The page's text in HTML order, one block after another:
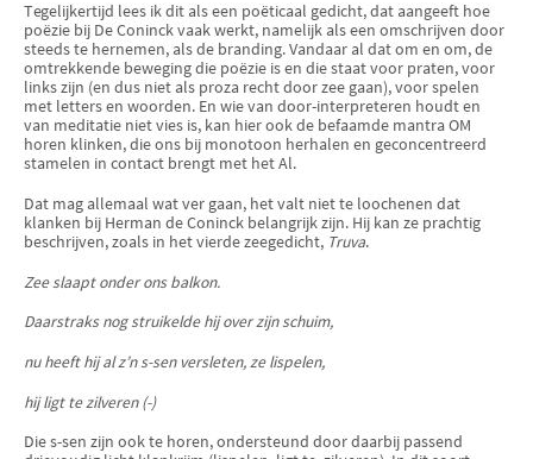
Tegelijkertijd lees ik dit als een poëticaal gedicht, dat aangeeft hoe
poëzie bij De Coninck vaak werkt, namelijk als een omschrijven door
steeds te hernemen, als de branding. Vandaar al dat om en om, de
omtrek­kende beweging die poëzie is en die staat voor praten, voor
links zijn (en dus niet als proza recht door zee gaan), voor spelen
met letters en woorden. En wie van door-interpreteren houdt en
van meditatie niet vies is, kan hier ook de befaamde mantra OM
horen klinken, die ons bij monotoon herhalen en gecon­cen­treerd
stamelen in contact brengt met het Al.
Dat mag allemaal wat ver gaan, het valt niet te loochenen dat
klanken bij Herman de Coninck belangrijk zijn. Hij kan ze prachtig
beschrijven, zoals in het vierde zeegedicht, Truva.
Zee slaapt onder ons balkon.
Daarstraks nog struikelde hij over zijn schuim,
nu heeft hij al z’n s-sen versleten, ze lispelen,
hij ligt te zilveren (-)
Die s-sen zijn ook te horen, ondersteund door daarbij passend